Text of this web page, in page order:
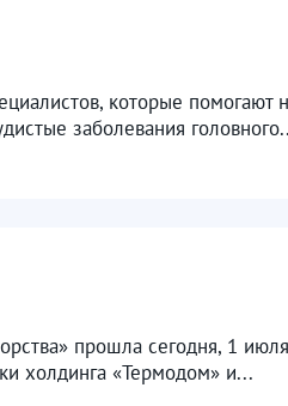
которые помогают
заболевания
прошла сегодня, 1
холдинга «Термодом» и...